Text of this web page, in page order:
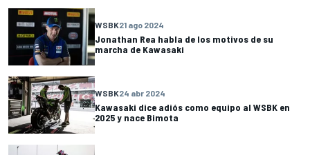
WSBK21 ago 2024
Jonathan Rea habla de los motivos de su
marcha de Kawasaki
WSBK24 abr 2024
Kawasaki dice adiós como equipo al WSBK en
2025 y nace Bimota